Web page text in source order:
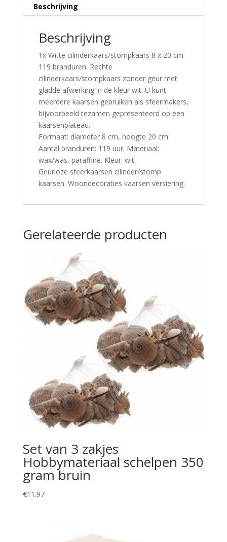
Beschrijving
Beschrijving
1x Witte cilinderkaars/stompkaars 8 x 20 cm
119 branduren. Rechte
cilinderkaars/stompkaars zonder geur met
gladde afwerking in de kleur wit. U kunt
meerdere kaarsen gebruiken als sfeermakers,
bijvoorbeeld tezamen gepresenteerd op een
kaarsenplateau.
Formaat: diameter 8 cm, hoogte 20 cm.
Aantal branduren: 119 uur. Materiaal:
wax/was, paraffine. Kleur: wit.
Geurloze sfeerkaarsen cilinder/stomp
kaarsen. Woondecoraties kaarsen versiering.
Gerelateerde producten
Set van 3 zakjes
Hobbymateriaal schelpen 350
gram bruin
€11.97